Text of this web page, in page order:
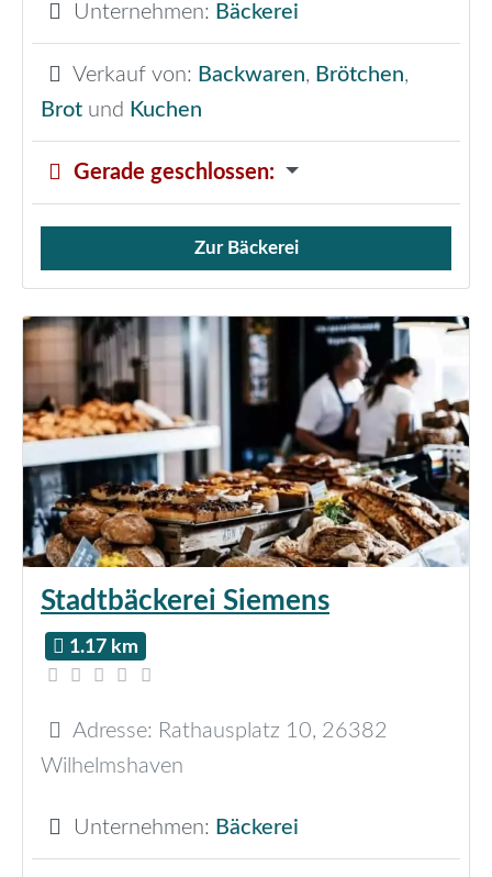
Unternehmen: Bäckerei
Verkauf von: Backwaren, Brötchen,
Brot und Kuchen
Gerade geschlossen:
Verkauf von Brötchen,
Zur Bäckerei
Stadtbäckerei Siemens
1.17 km
Adresse: Rathausplatz 10, 26382
Wilhelmshaven
Unternehmen: Bäckerei